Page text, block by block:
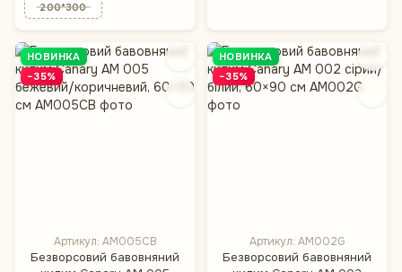
200*300
НОВИНКА
−35%
Артикул: AM005CB
Безворсовий бавовняний
НОВИНКА
−35%
Артикул: AM002G
Безворсовий бавовняний